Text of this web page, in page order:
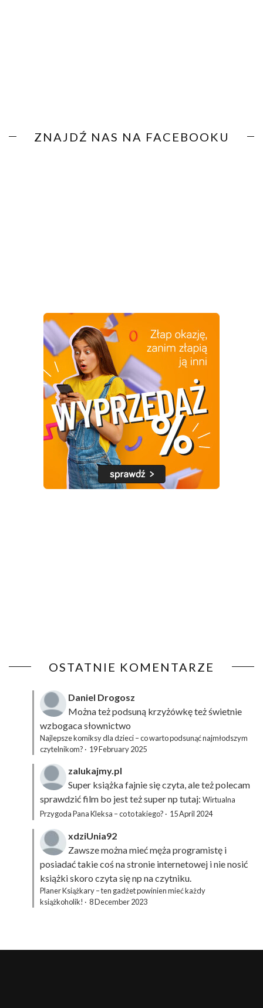
ZNAJDŹ NAS NA FACEBOOKU
OSTATNIE KOMENTARZE
Daniel Drogosz
Można też podsuną krzyżówkęteż świetnie
wzbogaca słownictwo
Najlepsze komiksy dla dzieci – co warto podsunąć najmłodszym
czytelnikom? · 19 February 2025
zalukajmy.pl
Super książka fajnie się czyta, ale też polecam
sprawdzić film bo jest też super np tutaj: Wirtualna
Przygoda Pana Kleksa – co to takiego? · 15 April 2024
xdziUnia92
Zawsze można mieć męża programistę i
posiadać takie coś na stronie internetowej i nie nosić
książki skoro czyta się np na czytniku.
Planer Książkary – ten gadżet powinien mieć każdy
książkoholik! · 8 December 2023